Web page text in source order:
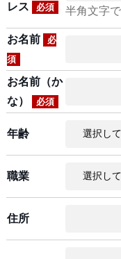
レス
必須 半角文字
お名前
必
須
お名前（か
な）
必須
年齢
職業
住所